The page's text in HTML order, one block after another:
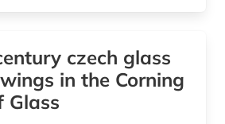
casa de las américas (1)
czech glass
in the Corning
Glass